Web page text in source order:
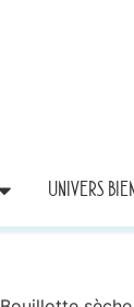
UNIVERS